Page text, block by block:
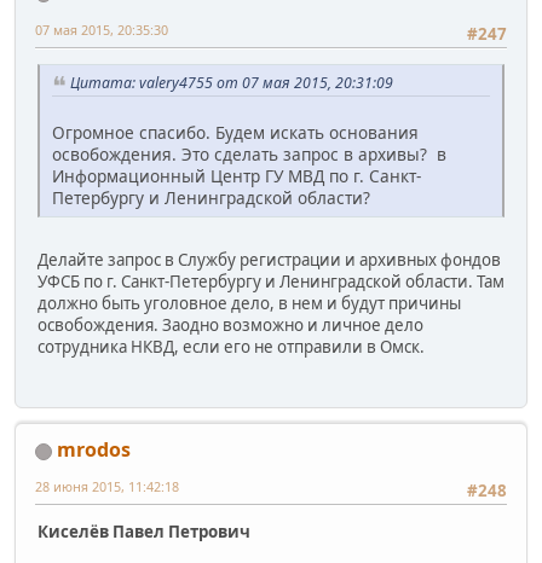
#247
07 мая 2015, 20:35:30
Цитата: valery4755 от 07 мая 2015, 20:31:09
Огромное спасибо. Будем искать основания
освобождения. Это сделать запрос в архивы? в
Информационный Центр ГУ МВД по г. Санкт-
Петербургу и Ленинградской области?
Делайте запрос в Службу регистрации и архивных фондов
УФСБ по г. Санкт-Петербургу и Ленинградской области. Там
должно быть уголовное дело, в нем и будут причины
освобождения. Заодно возможно и личное дело
сотрудника НКВД, если его не отправили в Омск.
mrodos
#248
28 июня 2015, 11:42:18
Киселёв Павел Петрович